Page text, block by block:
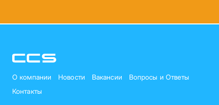
О компании Новости Вакансии
Вопросы и Ответы
Контакты